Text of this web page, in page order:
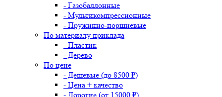
- Газобаллонные
- Мультикомпрессионные
- Пружинно-поршневые
По материалу приклада
- Пластик
- Дерево
По цене
- Дешевые (до 8500 ₽)
- Цена + качество
- Дорогие (от 15000 ₽)